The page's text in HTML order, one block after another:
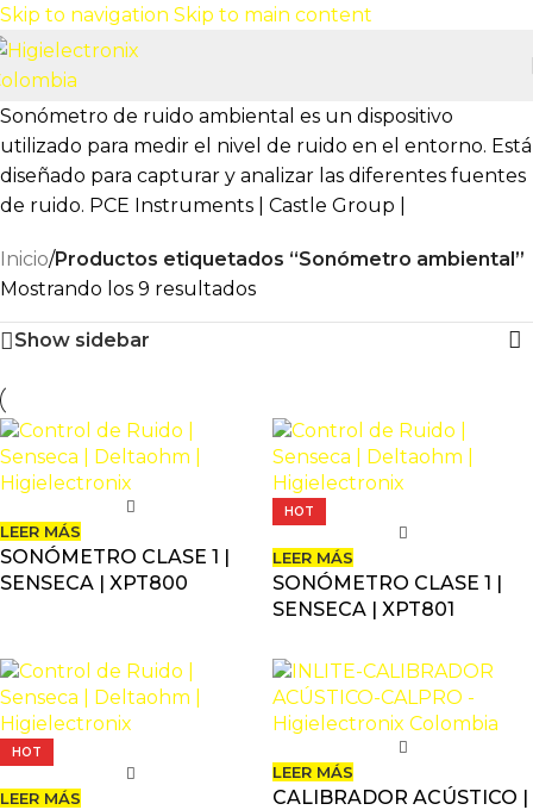
Skip to navigation Skip to main content
Sonómetro de ruido ambiental es un dispositivo
utilizado para medir el nivel de ruido en el entorno. Está
diseñado para capturar y analizar las diferentes fuentes
de ruido. PCE Instruments | Castle Group |
Inicio/Productos etiquetados “Sonómetro ambiental”
Mostrando los 9 resultados
Show sidebar
LEER MÁS
SONÓMETRO CLASE 1 |
SENSECA | XPT800
HOT
LEER MÁS
SONÓMETRO CLASE 1 |
SENSECA | XPT801
HOT
LEER MÁS
LEER MÁS
CALIBRADOR ACÚSTICO |